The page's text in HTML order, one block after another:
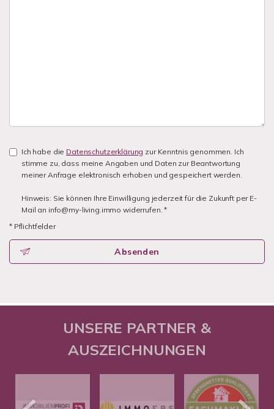
Ich habe die Datenschutzerklärung zur Kenntnis genommen. Ich
stimme zu, dass meine Angaben und Daten zur Beantwortung
meiner Anfrage elektronisch erhoben und gespeichert werden.
Hinweis: Sie können Ihre Einwilligung jederzeit für die Zukunft per E-
Mail an info@my-living.immo widerrufen. *
* Pflichtfelder
Absenden
UNSERE PARTNER &
AUSZEICHNUNGEN